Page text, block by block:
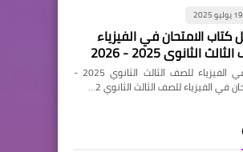
19 يوليو 2025
كتاب الامتحان في الفيزياء
الثانوي 2025 - 2026
تحميل كتاب الامتحان في الفيزياء للصف الثالث الثانوي 2025 -